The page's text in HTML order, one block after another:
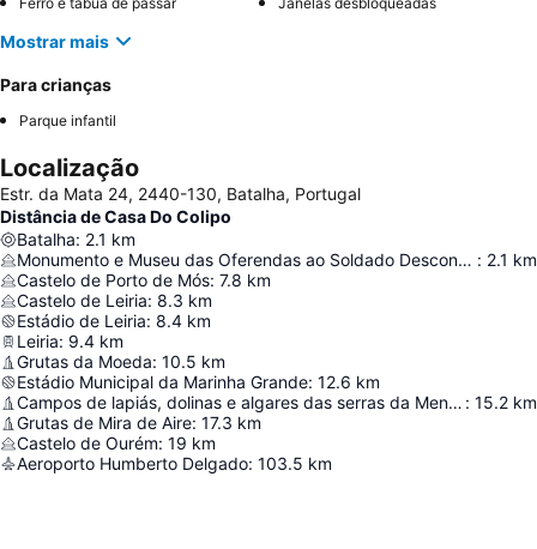
Mostrar mais
Para crianças
Parque infantil
Localização
Estr. da Mata 24, 2440-130, Batalha, Portugal
Distância de Casa Do Colipo
Batalha: 2.1 km
Monumento e Museu das Oferendas ao Soldado Desconhecido : 2.1 km
Castelo de Porto de Mós: 7.8 km
Castelo de Leiria: 8.3 km
Estádio de Leiria: 8.4 km
Leiria: 9.4 km
Grutas da Moeda: 10.5 km
Estádio Municipal da Marinha Grande: 12.6 km
Campos de lapiás, dolinas e algares das serras da Mendiga e S. Bento : 15.2 km
Grutas de Mira de Aire: 17.3 km
Castelo de Ourém: 19 km
Aeroporto Humberto Delgado: 103.5 km